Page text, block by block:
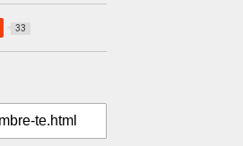
33